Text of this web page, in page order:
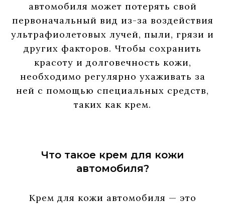
автомобиля может потерять свой
первоначальный вид из-за воздействия
ультрафиолетовых лучей, пыли, грязи и
других факторов. Чтобы сохранить
красоту и долговечность кожи,
необходимо регулярно ухаживать за
ней с помощью специальных средств,
таких как крем.
Что такое крем для кожи
автомобиля?
Крем для кожи автомобиля — это